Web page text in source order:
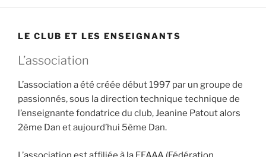
LE CLUB ET LES ENSEIGNANTS
L’association
L’association a été créée début 1997 par un groupe de
passionnés, sous la direction technique technique de
l’enseignante fondatrice du club, Jeanine Patout alors
2ème Dan et aujourd’hui 5ème Dan.